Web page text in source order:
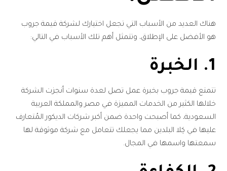
هناك العديد من الأسباب التي تجعل اختيارك لشركة قيمة جروب
هو الأفضل على الإطلاق، وتتمثل أهم تلك الأسباب في التالي:
1. الخبرة
تتمتع قيمة جروب بخبرة عمل تصل لعدة سنوات أنجزت الشركة
خلالها الكثير من الخدمات المميزة في مصر والمملكة العربية
السعودية، كما أصبحت واحدة ضمن أكبر شركات الديكور المُتعارف
عليها في كِلا البلدين مما يجعلك تتعامل مع شركة موثوقة لها
سمعتها واسمها في المجال.